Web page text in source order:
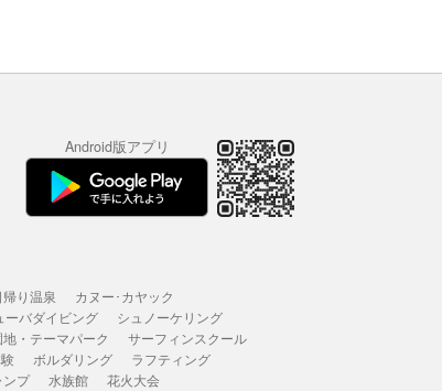
Android版アプリ
帰り温泉
カヌー･カヤック
ーバダイビング
シュノーケリング
・テーマパーク
サーフィンスクール
ボルダリング
ラフティング
ンプ 水族館 花火大会